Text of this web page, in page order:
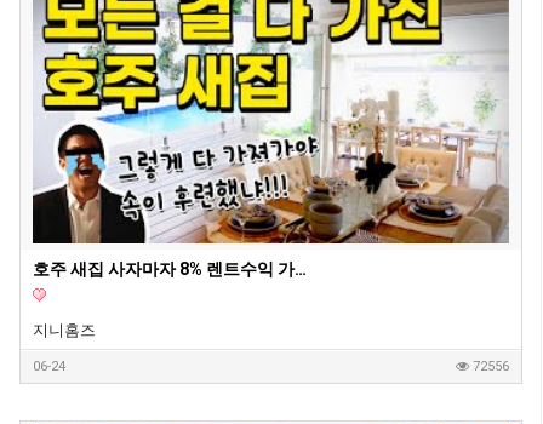
호주 새집 사자마자 8% 렌트수익 가능 2부 영상
지니홈즈
06-24 72556